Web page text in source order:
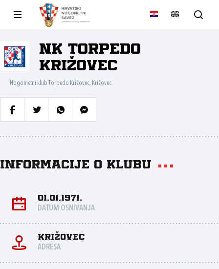
NK Torpedo
Križovec
Nogometni klub Torpedo Križovec, Križovec
Informacije o klubu
01.01.1971.
DATUM OSNIVANJA
Križovec
ADRESA